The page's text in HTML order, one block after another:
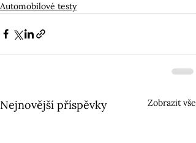
Automobilové testy
Nejnovější příspěvky Zobrazit vše